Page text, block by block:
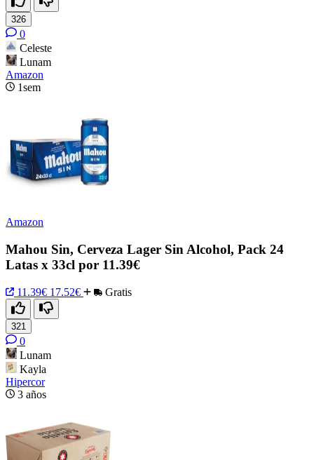
326
0
Celeste
Lunam
Amazon
1sem
Amazon
Mahou Sin, Cerveza Lager Sin Alcohol, Pack 24
Latas x 33cl por 11.39€
11.39€ 17.52€ Gratis
321
0
Lunam
Kayla
Hipercor
3 años